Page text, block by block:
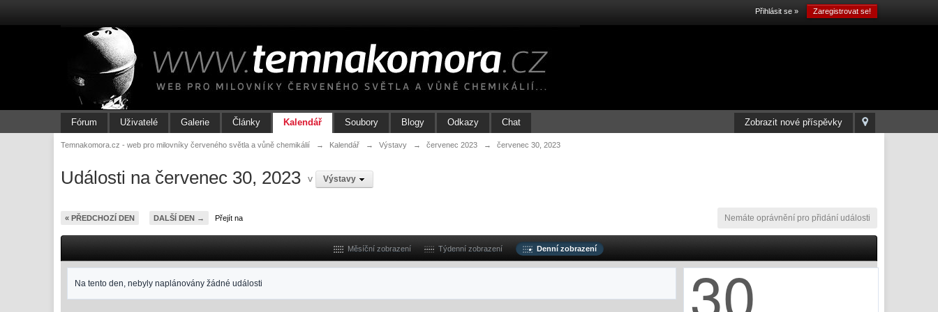
Přihlásit se » Zaregistrovat se!
Zobrazit nové příspěvky
Fórum Uživatelé Galerie Články Kalendář Soubory Blogy Odkazy Chat
Temnakomora.cz - web pro milovníky červeného světla a vůně chemikálií → Kalendář → Výstavy → červenec 2023 → červenec 30, 2023
Události na červenec 30, 2023 v Výstavy
« PŘEDCHOZÍ DEN DALŠÍ DEN → Přejít na Nemáte oprávnění pro přidání události
Měsíční zobrazení Týdenní zobrazení Denní zobrazení
Na tento den, nebyly naplánovány žádné události 30